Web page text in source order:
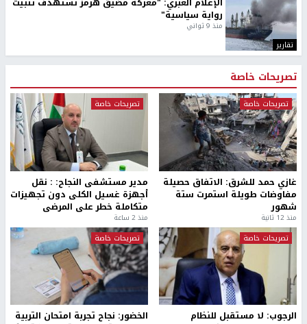
تقارير
رواية سياسية"
منذ 9 ثواني
تصريحات خاصة
تصريحات خاصة
غازي حمد للشرق: الاتفاق حصيلة
مفاوضات طويلة استمرت ستة
شهور
منذ 12 ثانية
تصريحات خاصة
مدير مستشفى النجاح: : نقل
أجهزة غسيل الكلى دون تجهيزات
متكاملة خطر على المرضى
منذ 2 ساعة
تصريحات خاصة
الرجوب: لا مستقبل للنظام
تصريحات خاصة
الخضور: نجاح تجربة امتحان التربية